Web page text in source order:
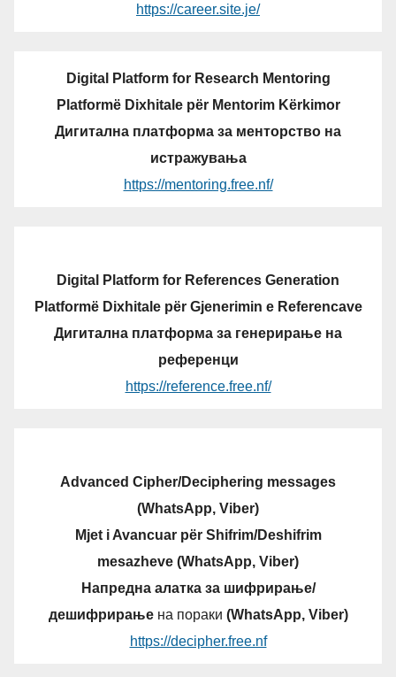
https://career.site.je/
Digital Platform for Research Mentoring
Platformë Dixhitale për Mentorim Kërkimor
Дигитална платформа за менторство на
истражувања
https://mentoring.free.nf/
Digital Platform for References Generation
Platformë Dixhitale për Gjenerimin e Referencave
Дигитална платформа за генерирање на
референци
https://reference.free.nf/
Advanced Cipher/Deciphering messages
(WhatsApp, Viber)
Mjet i Avancuar për Shifrim/Deshifrim
mesazheve (WhatsApp, Viber)
Напредна алатка за шифрирање/
дешифрирањена пораки (WhatsApp, Viber)
https://decipher.free.nf